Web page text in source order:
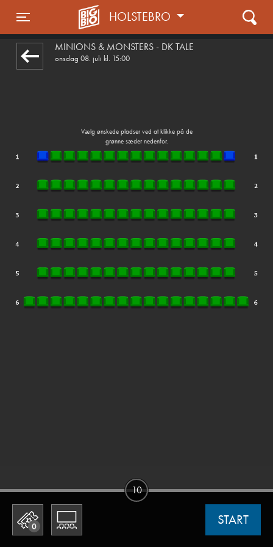
Toggle navigation
HOLSTEBRO
MINIONS & MONSTERS - DK TALE
onsdag 08. juli kl. 15:00
Vælg ønskede pladser ved at klikke på de
grønne sæder nedenfor.
0 START
10
1step-front02 015437